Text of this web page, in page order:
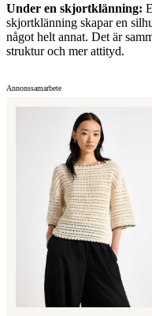
Under en skjortklänning:
skjortklänning skapar en
något helt annat. Det är
struktur och mer attityd.
Annonssamarbete